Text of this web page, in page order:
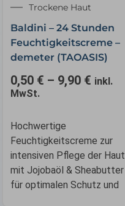
mehrere
Varianten
Die
Optionen
können
gewählt
werden
Trockene Haut
Baldini – 24 Stunden
Feuchtigkeitscreme –
demeter (TAOASIS)
0,50 € – 9,90 € inkl.
MwSt.
Hochwertige
Feuchtigkeitscreme zur
intensiven Pflege der Haut
mit Jojobaöl & Sheabutter
für optimalen Schutz und